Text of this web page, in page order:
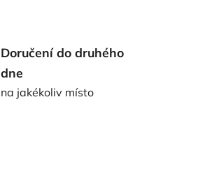
Doručení do druhého
dne
na jakékoliv místo